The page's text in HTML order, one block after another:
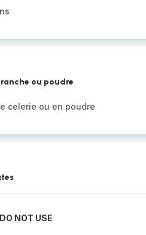
ou poudre
celerie ou en poudre
NOT USE